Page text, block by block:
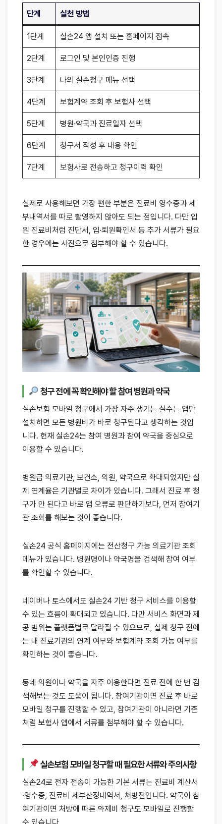
단계 실천 방법
1단계 실손24 앱 설치 또는 홈페이지 접속
2단계 로그인 및 본인인증 진행
3단계 나의 실손청구 메뉴 선택
4단계 보험계약 조회 후 보험사 선택
5단계 병원·약국과 진료일자 선택
6단계 청구서 작성 후 내용 확인
7단계 보험사로 전송하고 청구이력 확인
실제로 사용해보면 가장 편한 부분은 진료비 영수증과 세
부내역서를 따로 촬영하지 않아도 되는 점입니다. 다만 입
원 진료비처럼 진단서, 입·퇴원확인서 등 추가 서류가 필요
한 경우에는 사진으로 첨부해야 할 수 있습니다.
청구 전에 꼭 확인해야 할 참여 병원과 약국
실손보험 모바일 청구에서 가장 자주 생기는 실수는 앱만
설치하면 모든 병원비가 바로 청구된다고 생각하는 것입
니다. 현재 실손24는 참여 병원과 참여 약국을 중심으로
이용할 수 있습니다.
병원급 의료기관, 보건소, 의원, 약국으로 확대되었지만 실
제 연계율은 기관별로 차이가 있습니다. 그래서 진료 후 청
구가 안 된다고 바로 앱 오류로 판단하기보다, 먼저 참여기
관 조회를 해보는 것이 좋습니다.
실손24 공식 홈페이지에는 전산청구 가능 의료기관 조회
메뉴가 있습니다. 병원명이나 약국명을 검색해 참여 여부
를 확인할 수 있습니다.
네이버나 토스에서도 실손24 기반 청구 서비스를 이용할
수 있는 흐름이 확대되고 있습니다. 다만 서비스 화면과 제
공 범위는 플랫폼별로 달라질 수 있으므로, 실제 청구 전에
는 내 진료기관의 연계 여부와 보험계약 조회 가능 여부를
확인하는 것이 좋습니다.
동네 의원이나 약국을 자주 이용한다면 진료 전에 한 번 검
색해보는 것도 도움이 됩니다. 참여기관이면 진료 후 바로
모바일 청구를 진행할 수 있고, 참여기관이 아니라면 기존
처럼 보험사 앱에서 서류를 첨부해야 할 수 있습니다.
실손보험 모바일 청구할 때 필요한 서류와 주의사항
실손24로 전자 전송이 가능한 기본 서류는 진료비 계산서
·영수증, 진료비 세부산정내역서, 처방전입니다. 약국이 참
여기관이면 처방에 따른 약제비 청구도 모바일로 진행할